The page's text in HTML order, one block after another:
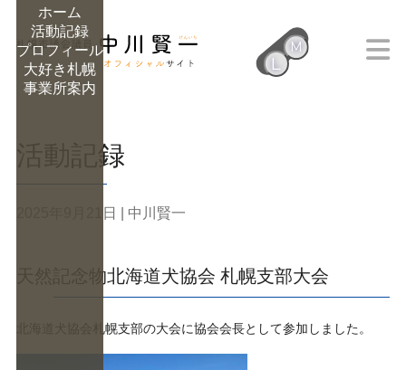
M
L
ホーム
活動記録
プロフィール
大好き札幌
事業所案内
活動記録
2025年9月21日 | 中川賢一
天然記念物北海道犬協会 札幌支部大会
北海道犬協会札幌支部の大会に協会会長として参加しました。